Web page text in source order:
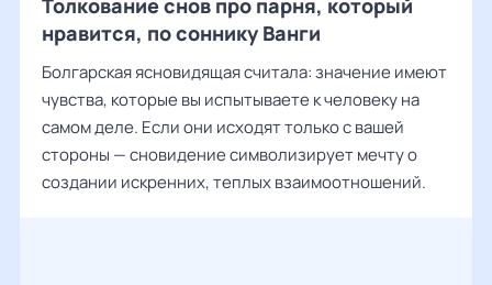
нравится, по соннику Ванги
Болгарская ясновидящая считала: значение имеют
чувства, которые вы испытываете к человеку на
самом деле. Если они исходят только с вашей
стороны — сновидение символизирует мечту о
создании искренних, теплых взаимоотношений.